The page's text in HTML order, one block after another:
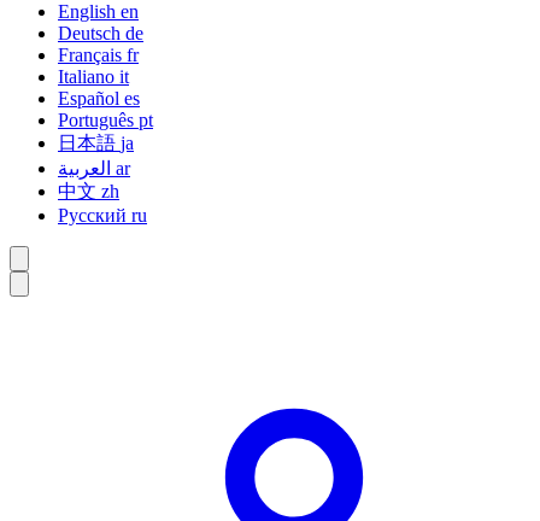
English en
Deutsch de
Français fr
Italiano it
Español es
Português pt
日本語 ja
ar
中文 zh
Русский ru